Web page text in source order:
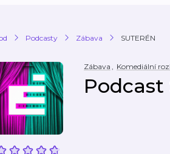
Podcasty Zábava SUTERÉN
Zábava , Komediální
Podcast